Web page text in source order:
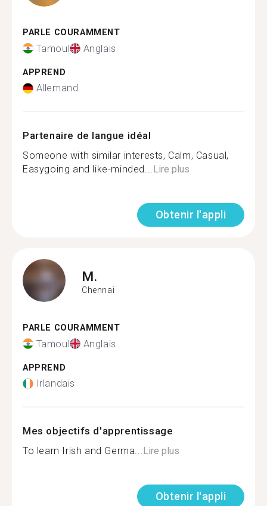
PARLE COURAMMENT
Tamoul Anglais
APPREND
Allemand
Partenaire de langue idéal
Someone with similar interests, Calm, Casual,
Easygoing and like-minded...Lire plus
Obtenir l'appli
M.
Chennai
PARLE COURAMMENT
Tamoul Anglais
APPREND
Irlandais
Mes objectifs d'apprentissage
To learn Irish and Germa...Lire plus
Obtenir l'appli